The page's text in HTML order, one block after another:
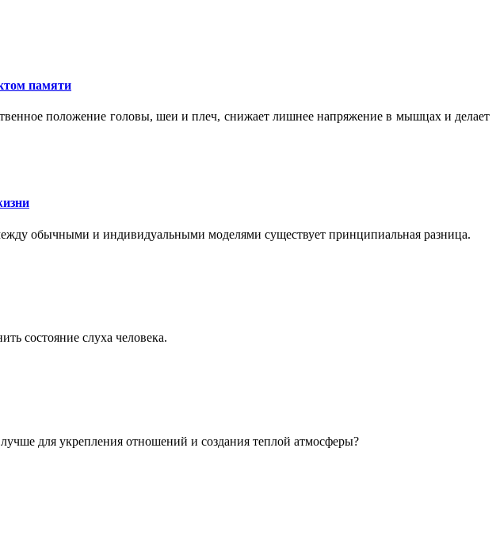
памяти
положение головы, шеи и плеч, снижает лишнее напряжение в мышцах и делает
обычными и индивидуальными моделями существует принципиальная разница.
состояние слуха человека.
для укрепления отношений и создания теплой атмосферы?